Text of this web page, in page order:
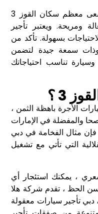
بصفتها منطقة تجارية مزدحمة، يسعى معظم سكان القوز 3
ومريحة. ويعتبر تأجير
بسهولة. تأكد من
سمعة جيدة لتضمن
تناسب احتياجاتك
3 ؟
الأجرة باهظة الثمن ،
والمفضلة في الإمارات
فإن مثال الفخامة في دبي
التي تأتي مع تشغيل
، يمكنك استئجار أي
الحظ ، تقدم شركة هلا
درايف لتأجير السيارات في القوز 3 ، دبي تأجير سيارات معقولة